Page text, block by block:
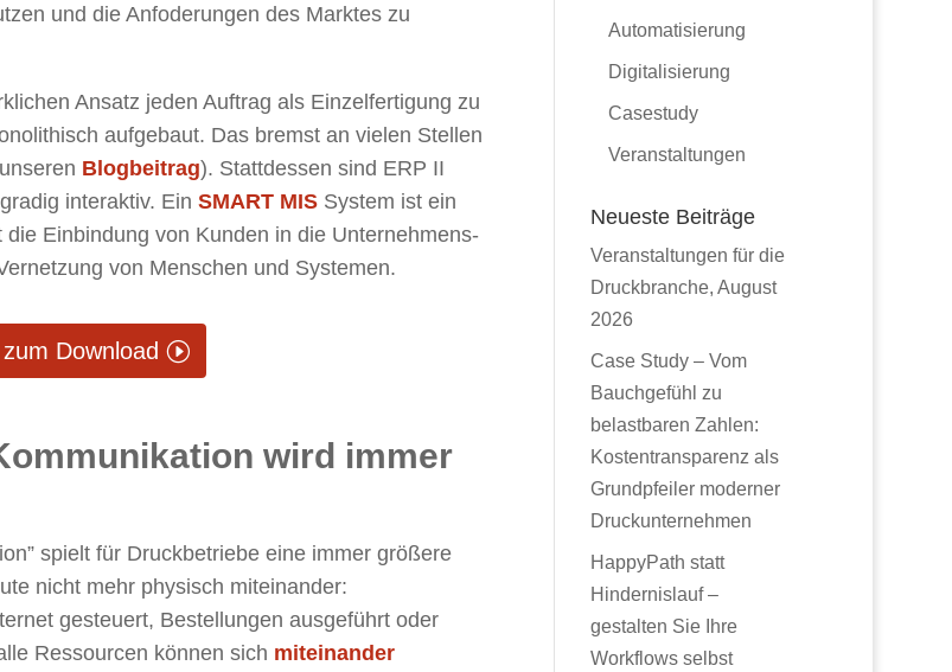
und die Anfoderungen des Marktes zu
Ansatz jeden Auftrag als Einzelfertigung zu
aufgebaut. Das bremst an vielen Stellen
Blogbeitrag). Stattdessen sind ERP II
interaktiv. Ein SMART MIS System ist ein
Einbindung von Kunden in die Unternehmens-
von Menschen und Systemen.
Download
wird immer
spielt für Druckbetriebe eine immer größere
nicht mehr physisch miteinander:
gesteuert, Bestellungen ausgeführt oder
Ressourcen können sich miteinander
Automatisierung
Digitalisierung
Casestudy
Veranstaltungen
Neueste Beiträge
Veranstaltungen für die
Druckbranche, August
2026
Case Study – Vom
Bauchgefühl zu
belastbaren Zahlen:
Kostentransparenz als
Grundpfeiler moderner
Druckunternehmen
HappyPath statt
Hindernislauf –
gestalten Sie Ihre
Workflows selbst